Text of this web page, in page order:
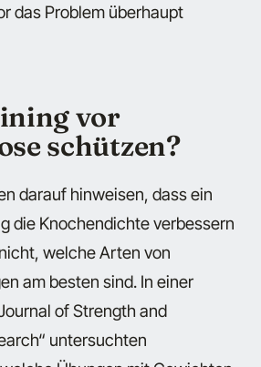
das Problem überhaupt
vor
schützen?
darauf hinweisen, dass ein
die Knochendichte verbessern
welche Arten von
am besten sind. In einer
of Strength and
untersuchten